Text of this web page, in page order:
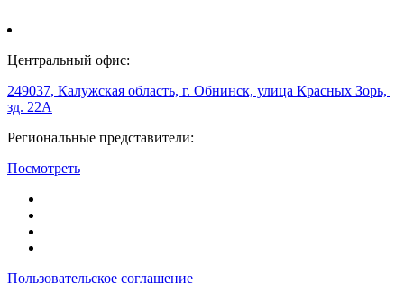
Центральный офис:
249037, Калужская область, г. Обнинск, улица Красных Зорь,
зд. 22А
Региональные представители:
Посмотреть
Пользовательское соглашение